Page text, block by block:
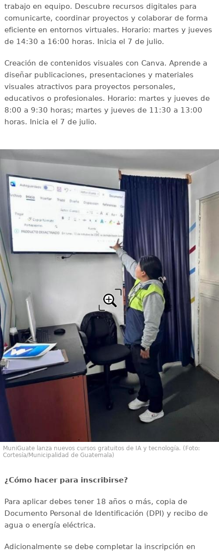
trabajo en equipo. Descubre recursos digitales para
comunicarte, coordinar proyectos y colaborar de forma
eficiente en entornos virtuales. Horario: martes y jueves
de 14:30 a 16:00 horas. Inicia el 7 de julio.
Creación de contenidos visuales con Canva. Aprende a
diseñar publicaciones, presentaciones y materiales
visuales atractivos para proyectos personales,
educativos o profesionales. Horario: martes y jueves de
8:00 a 9:30 horas; martes y jueves de 11:30 a 13:00
horas. Inicia el 7 de julio.
MuniGuate lanza nuevos cursos gratuitos de IA y tecnología. (Foto:
Cortesía/Municipalidad de Guatemala)
¿Cómo hacer para inscribirse?
Para aplicar debes tener 18 años o más, copia de
Documento Personal de Identificación (DPI) y recibo de
agua o energía eléctrica.
Adicionalmente se debe completar la inscripción en